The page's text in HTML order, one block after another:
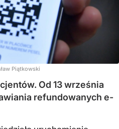
Piątkowski
Od 13 września
refundowanych e-